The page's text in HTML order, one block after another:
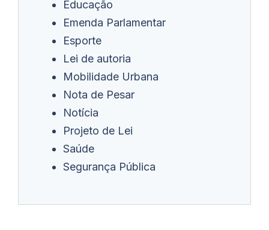
Educação
Emenda Parlamentar
Esporte
Lei de autoria
Mobilidade Urbana
Nota de Pesar
Notícia
Projeto de Lei
Saúde
Segurança Pública